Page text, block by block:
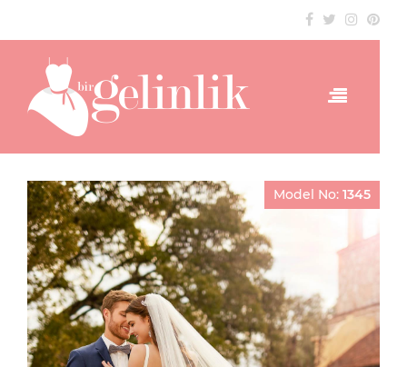
Model No: 1345